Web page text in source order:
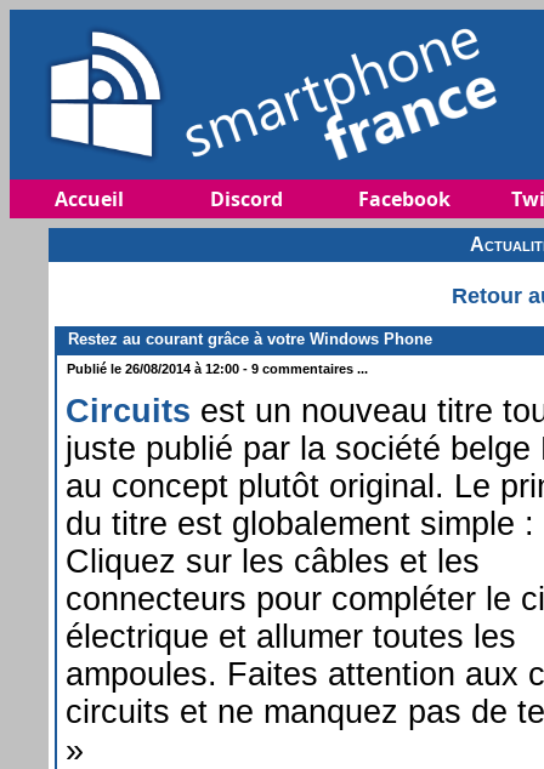
Accueil Discord Facebook
Retour
Restez au courant grâce à votre Windows Phone
Publié le 26/08/2014 à 12:00 - 9 commentaires ...
Circuits est un nouveau titre
juste publié par la société belge
au concept plutôt original. Le
du titre est globalement simple :
Cliquez sur les câbles et les
connecteurs pour compléter le
électrique et allumer toutes les
ampoules. Faites attention aux
circuits et ne manquez pas de
»